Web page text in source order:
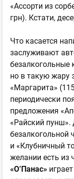
«Ассорти из
грн). Кстати,
Что касается
заслуживают
безалкогольные
но в такую жару
«Маргарита»
периодически
предложения
«Райский пунш».
безалкогольной
и «Клубничный
желании есть из
«О’Панас»